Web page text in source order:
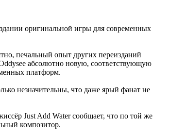
оригинальной игры для современных
печальный опыт других переизданий
абсолютно новую, соответствующую
платформ.
незначительны, что даже ярый фанат не
Just Add Water сообщает, что по той же
композитор.